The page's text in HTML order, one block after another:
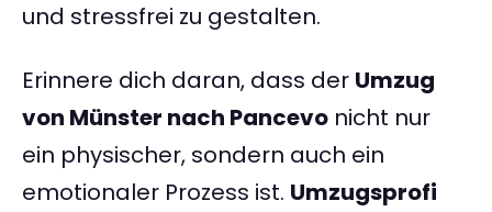
und stressfrei zu gestalten.
Erinnere dich daran, dass der Umzug
von Münster nach Pancevo nicht nur
ein physischer, sondern auch ein
emotionaler Prozess ist. Umzugsprofi